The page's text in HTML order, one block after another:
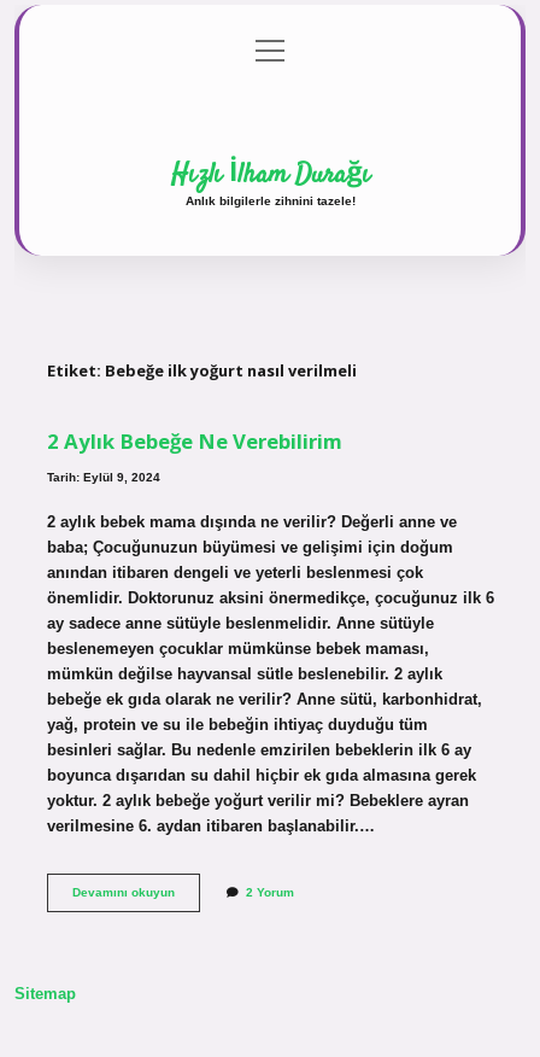
Gizlilik Politikası
menüyü
aç
Hızlı İlham Durağı
Anlık bilgilerle zihnini tazele!
Etiket: Bebeğe ilk yoğurt nasıl verilmeli
2 Aylık Bebeğe Ne Verebilirim
Tarih: Eylül 9, 2024
2 aylık bebek mama dışında ne verilir? Değerli anne ve
baba; Çocuğunuzun büyümesi ve gelişimi için doğum
anından itibaren dengeli ve yeterli beslenmesi çok
önemlidir. Doktorunuz aksini önermedikçe, çocuğunuz ilk 6
ay sadece anne sütüyle beslenmelidir. Anne sütüyle
beslenemeyen çocuklar mümkünse bebek maması,
mümkün değilse hayvansal sütle beslenebilir. 2 aylık
bebeğe ek gıda olarak ne verilir? Anne sütü, karbonhidrat,
yağ, protein ve su ile bebeğin ihtiyaç duyduğu tüm
besinleri sağlar. Bu nedenle emzirilen bebeklerin ilk 6 ay
boyunca dışarıdan su dahil hiçbir ek gıda almasına gerek
yoktur. 2 aylık bebeğe yoğurt verilir mi? Bebeklere ayran
verilmesine 6. aydan itibaren başlanabilir.…
Devamını okuyun2
2 Yorum
Sitemap